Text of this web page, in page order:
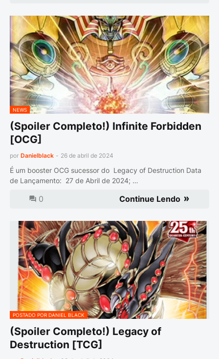
NEWS
(Spoiler Completo!) Infinite Forbidden
[OCG]
por Danielblack - 26 de abril de 2024
É um booster OCG sucessor do Legacy of Destruction Data
de Lançamento: 27 de Abril de 2024; …
0 Continue Lendo
POSTADO POR DANIEL BLACK
(Spoiler Completo!) Legacy of
Destruction [TCG]